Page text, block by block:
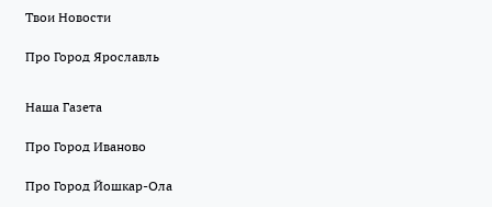
Твои Новости
Про Город Ярославль
Наша Газета
Про Город Иваново
Про Город Йошкар-Ола